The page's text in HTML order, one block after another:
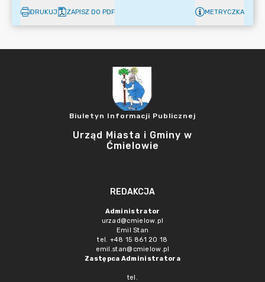
DRUKUJ ZAPISZ DO PDF METRYCZKA
Biuletyn Informacji Publicznej
Urząd Miasta i Gminy w
Ćmielowie
REDAKCJA
Administrator
urzad@cmielow.pl
Emil Stan
tel. +48 15 861 20 18
emil.stan@cmielow.pl
Zastępca Administratora
tel.